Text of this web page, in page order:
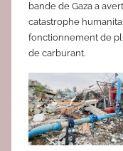
bande de Gaza a
catastrophe
fonctionnement de
de carburant.